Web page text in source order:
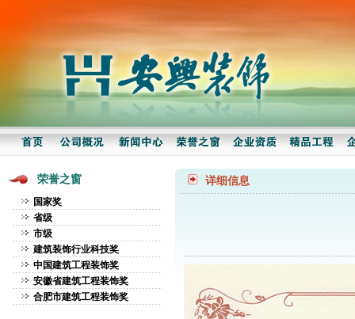
荣誉之窗
国家奖
省级
市级
建筑装饰行业科技奖
中国建筑工程装饰奖
安徽省建筑工程装饰奖
合肥市建筑工程装饰奖
详细信息